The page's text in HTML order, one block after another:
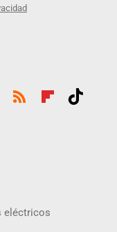
eléctricos